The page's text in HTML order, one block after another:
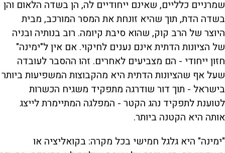
שמרניים כלליים, שאינם ייחודיים לה, הן בשדה הלאום והן
בשדה הדת, תוך שהיא זונחת את המסר המורכב, מבית
היוצר של הרב קוק, שהוא סיבת קיומה. רוב בנותיה ובניה
של הציונות הדתית אינם נענים לחיקוי. אם אין ל"ימינה"
חזון ייחודי - הם מצביעים לאחרים. זהו ההסבר לעובדה
שעל אף שהציונות הדתית היא מהקבוצות המשפיעות ביותר
בישראל - תוך דור שודרגה מתפקיד משגיח הכשרות
לטוענת לתפקיד נהג הקטר - המפלגה המתיימרת לייצג
אותה היא הקטנה ביותר.
"ימינה" היא גלגל חמישי בכל מקרה: בקואליציה או